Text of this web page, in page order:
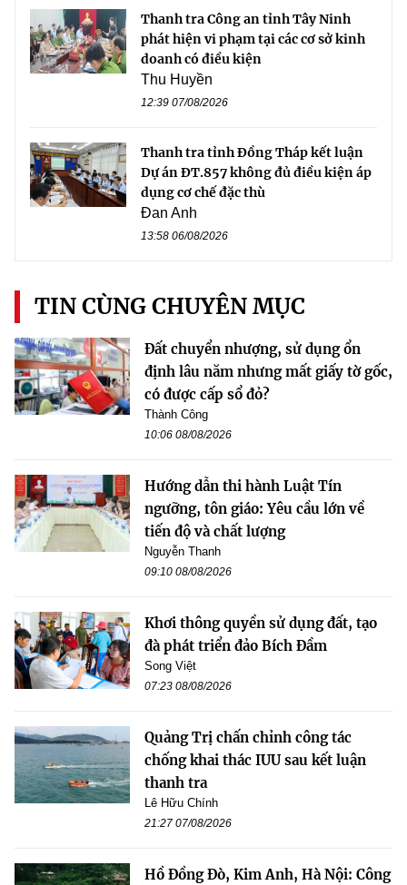
Thanh tra Công an tỉnh Tây Ninh
phát hiện vi phạm tại các cơ sở kinh
doanh có điều kiện
Thu Huyền
12:39 07/08/2026
Thanh tra tỉnh Đồng Tháp kết luận
Dự án ĐT.857 không đủ điều kiện áp
dụng cơ chế đặc thù
Đan Anh
13:58 06/08/2026
TIN CÙNG CHUYÊN MỤC
Đất chuyển nhượng, sử dụng ổn
định lâu năm nhưng mất giấy tờ gốc,
có được cấp sổ đỏ?
Thành Công
10:06 08/08/2026
Hướng dẫn thi hành Luật Tín
ngưỡng, tôn giáo: Yêu cầu lớn về
tiến độ và chất lượng
Nguyễn Thanh
09:10 08/08/2026
Khơi thông quyền sử dụng đất, tạo
đà phát triển đảo Bích Đầm
Song Việt
07:23 08/08/2026
Quảng Trị chấn chỉnh công tác
chống khai thác IUU sau kết luận
thanh tra
Lê Hữu Chính
21:27 07/08/2026
Hồ Đồng Đò, Kim Anh, Hà Nội: Công